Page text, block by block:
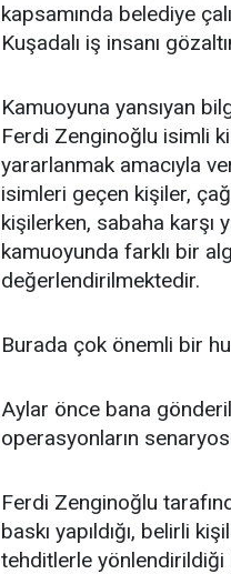
kapsamında belediye
Kuşadalı iş insanı
Kamuoyuna yansıyan
Ferdi Zenginoğlu isimli
yararlanmak amacıyla
isimleri geçen kişiler,
kişilerken, sabaha karşı
kamuoyunda farklı bir
değerlendirilmektedir.
Burada çok önemli bir
Aylar önce bana
operasyonların
Ferdi Zenginoğlu
baskı yapıldığı, belirli
tehditlerle yönlendirildiği